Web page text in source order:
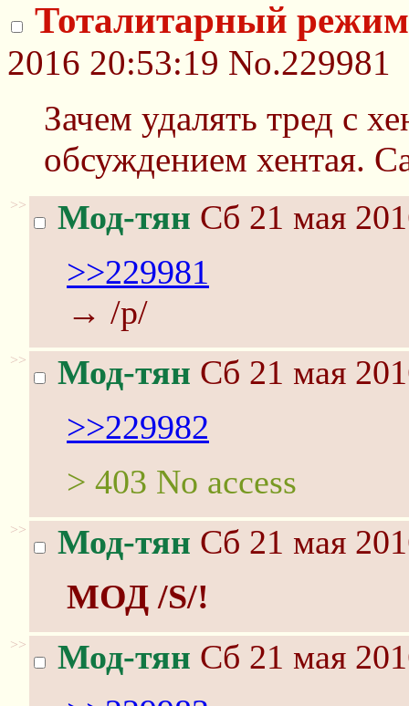
Тоталитарный
2016 20:53:19 No.229981
Зачем удалять тред с
обсуждением хентая.
>> Мод-тян Сб 21 мая
>>229981
→ /p/
>> Мод-тян Сб 21 мая
>>229982
> 403 No access
>> Мод-тян Сб 21 мая
МОД /S/!
>> Мод-тян Сб 21 мая